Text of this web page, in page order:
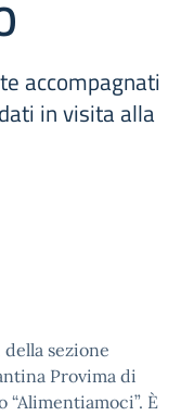
accompagnati
in visita alla
sezione
Provima di
È